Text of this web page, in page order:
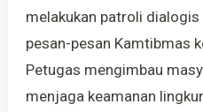
melakukan patroli
pesan-pesan Kamtibmas
Petugas mengimbau
menjaga keamanan